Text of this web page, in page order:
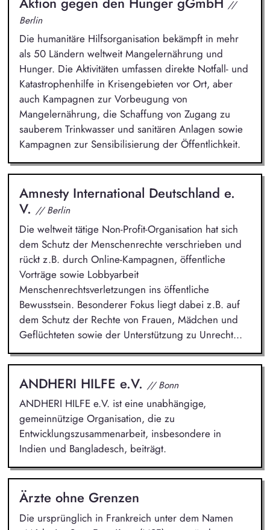
//
Berlin
Die humanitäre Hilfsorganisation bekämpft in mehr
als 50 Ländern weltweit Mangelernährung und
Hunger. Die Aktivitäten umfassen direkte Notfall- und
Katastrophenhilfe in Krisengebieten vor Ort, aber
auch Kampagnen zur Vorbeugung von
Mangelernährung, die Schaffung von Zugang zu
sauberem Trinkwasser und sanitären Anlagen sowie
Kampagnen zur Sensibilisierung der Öffentlichkeit.
Amnesty International Deutschland e.
V. // Berlin
Die weltweit tätige Non-Profit-Organisation hat sich
dem Schutz der Menschenrechte verschrieben und
rückt z.B. durch Online-Kampagnen, öffentliche
Vorträge sowie Lobbyarbeit
Menschenrechtsverletzungen ins öffentliche
Bewusstsein. Besonderer Fokus liegt dabei z.B. auf
dem Schutz der Rechte von Frauen, Mädchen und
Geflüchteten sowie der Unterstützung zu Unrecht...
ANDHERI HILFE e.V. // Bonn
ANDHERI HILFE e.V. ist eine unabhängige,
gemeinnützige Organisation, die zu
Entwicklungszusammenarbeit, insbesondere in
Indien und Bangladesch, beiträgt.
Ärzte ohne Grenzen
Die ursprünglich in Frankreich unter dem Namen